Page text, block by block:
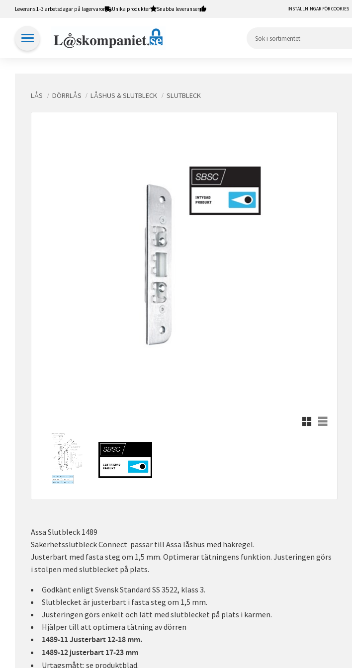
Leverans 1-3 arbetsdagar på lagervaror Unika produkter Snabba leveranser INSTÄLLNINGAR FÖR COOKIES
LÅS DÖRRLÅS LÅSHUS & SLUTBLECK SLUTBLECK
Rutnätsvy
Listvy
Assa Slutbleck 1489
Säkerhetsslutbleck Connect passar till Assa låshus med hakregel.
Justerbart med fasta steg om 1,5 mm. Optimerar tätningens funktion. Justeringen görs
i stolpen med slutblecket på plats.
Godkänt enligt Svensk Standard SS 3522, klass 3.
Slutblecket är justerbart i fasta steg om 1,5 mm.
Justeringen görs enkelt och lätt med slutblecket på plats i karmen.
Hjälper till att optimera tätning av dörren
1489-11 Justerbart 12-18 mm.
1489-12 justerbart 17-23 mm
Urtagsmått: se produktblad.